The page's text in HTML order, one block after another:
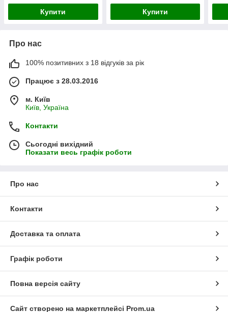
Купити Купити
Про нас
100% позитивних з 18 відгуків за рік
Працює з 28.03.2016
м. Київ
Київ, Україна
Контакти
Сьогодні вихідний
Показати весь графік роботи
Про нас
Контакти
Доставка та оплата
Графік роботи
Повна версія сайту
Сайт створено на маркетплейсі Prom.ua